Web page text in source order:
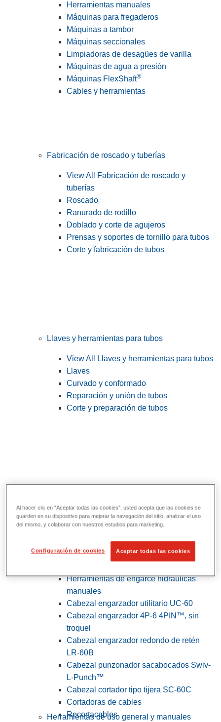
Herramientas manuales
Máquinas para fregaderos
Máquinas a tambor
Máquinas seccionales
Limpiadoras de desagües de varilla
Máquinas de agua a presión
Máquinas FlexShaft®
Cables y herramientas
Fabricación de roscado y tuberías
View All Fabricación de roscado y
tuberías
Roscado
Ranurado de rodillo
Doblado y corte de agujeros
Prensas y soportes de tornillo para tubos
Corte y fabricación de tubos
Llaves y herramientas para tubos
View All Llaves y herramientas para tubos
Llaves
Curvado y conformado
Reparación y unión de tubos
Corte y preparación de tubos
Herramientas de servicios públicos y de
View All Herramientas de servicios
Herramientas de engarce hidráulicas
manuales
Cabezal engarzador utilitario UC-60
Cabezal engarzador 4P-6 4PIN™, sin
troquel
Cabezal engarzador redondo de retén
LR-60B
Cabezal punzonador sacabocados Swiv-
L-Punch™
Cabezal cortador tipo tijera SC-60C
Cortadoras de cables
Recortacables
Herramientas de uso general y manuales
Al hacer clic en “Aceptar todas las cookies”, usted acepta que las cookies se
guarden en su dispositivo para mejorar la navegación del sitio, analizar el uso
del mismo, y colaborar con nuestros estudios para marketing.
Configuración de cookies Aceptar todas las cookies